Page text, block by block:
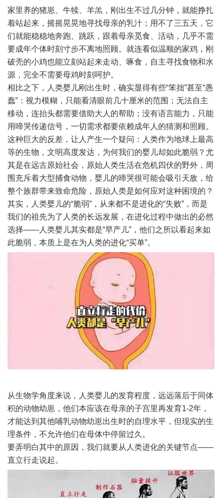
家里养的猪崽、牛犊、羊羔，刚出生不过几分钟，就能挣扎
着站起来，摇摇晃晃地寻找母亲的乳汁；用不了三五天，它
们就能稳稳地奔跑、跳跃，跟着母亲觅食、活动，几乎不需
要成年个体时刻寸步不离地照顾。就连看似温顺的家鸡，刚
破壳的小鸡也能立刻站起来走动、啄食，自主寻找食物和水
源，完全不需要母鸡时刻呵护。
相比之下，人类婴儿刚出生时，确实显得有些“笨拙”甚至“愚
蠢”：视力模糊，只能看清眼前几十厘米的范围；无法自主
移动，连抬头都需要借助大人的帮助；没有语言能力，只能
用啼哭传递信号，一切需求都要依赖成年人的猜测和照顾。
这种巨大的反差，让人产生一个疑问：人类作为地球上最高
等的生物，文明高度发达，为何我们的婴儿却如此脆弱？尤
其是在远古原始社会，原始人类生活在危机四伏的野外，周
围充斥着大型捕食动物，婴儿的啼哭很可能会吸引天敌，给
整个族群带来致命危险，原始人类是如何应对这种困境的？
其实，人类婴儿的“脆弱”，从来都不是进化的“失败”，而是
我们的祖先为了人类的长远发展，在进化过程中做出的必然
选择——人类婴儿其实都是“早产儿”，他们之所以看起来如
此脆弱，本质上是在为人类的进化“买单”。
从生物学角度来说，人类婴儿的发育程度，远远落后于同体
积的动物幼崽，他们本应该在母亲的子宫里再发育1-2年，
才能达到其他哺乳动物幼崽出生时的自理水平，但现实的生
理条件，不允许他们在母体中停留过久。
要弄明白其中的原因，我们就要从人类进化的关键节点——
直立行走说起。